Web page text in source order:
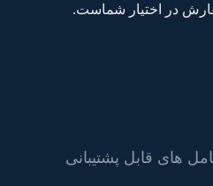
در اختیار شماست.
های قابل پشتیبانی